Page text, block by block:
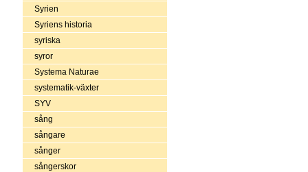
Syrien
Syriens historia
syriska
syror
Systema Naturae
systematik-växter
SYV
sång
sångare
sånger
sångerskor